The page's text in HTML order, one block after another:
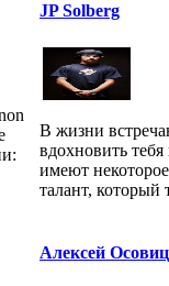
JP Solberg
В жизни
вдохновить
имеют
талант, который
Алексей